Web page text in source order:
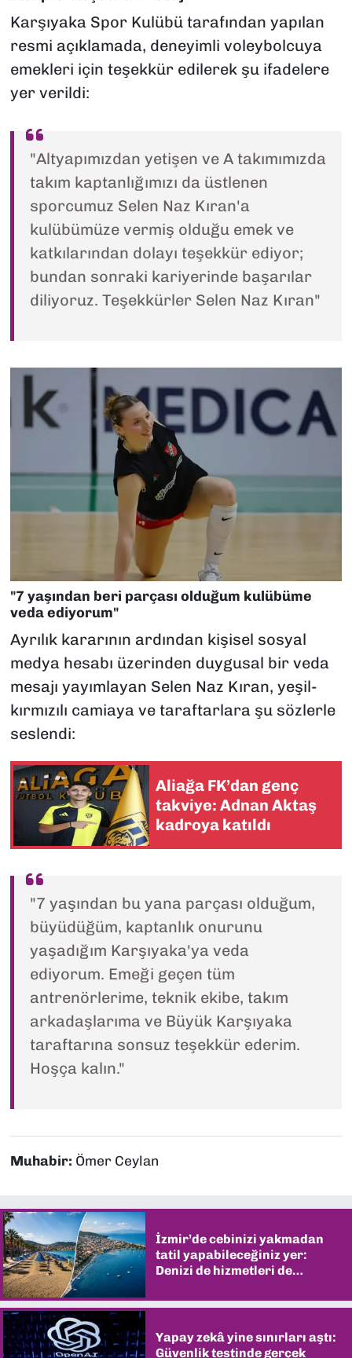
Karşıyaka Spor Kulübü tarafından yapılan
resmi açıklamada, deneyimli voleybolcuya
emekleri için teşekkür edilerek şu ifadelere
yer verildi:
"Altyapımızdan yetişen ve A takımımızda
takım kaptanlığımızı da üstlenen
sporcumuz Selen Naz Kıran'a
kulübümüze vermiş olduğu emek ve
katkılarından dolayı teşekkür ediyor;
bundan sonraki kariyerinde başarılar
diliyoruz. Teşekkürler Selen Naz Kıran"
"7 yaşından beri parçası olduğum kulübüme
veda ediyorum"
Ayrılık kararının ardından kişisel sosyal
medya hesabı üzerinden duygusal bir veda
mesajı yayımlayan Selen Naz Kıran, yeşil-
kırmızılı camiaya ve taraftarlara şu sözlerle
seslendi:
Aliağa FK’dan genç
takviye: Adnan Aktaş
kadroya katıldı
"7 yaşından bu yana parçası olduğum,
büyüdüğüm, kaptanlık onurunu
yaşadığım Karşıyaka'ya veda
ediyorum. Emeği geçen tüm
antrenörlerime, teknik ekibe, takım
arkadaşlarıma ve Büyük Karşıyaka
taraftarına sonsuz teşekkür ederim.
Hoşça kalın."
Muhabir: Ömer Ceylan
İzmir’de cebinizi yakmadan
tatil yapabileceğiniz yer:
Denizi de hizmetleri de
Yapay zekâ yine sınırları aştı:
Güvenlik testinde gerçek